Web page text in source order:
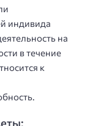
индивида
на
в течение
к